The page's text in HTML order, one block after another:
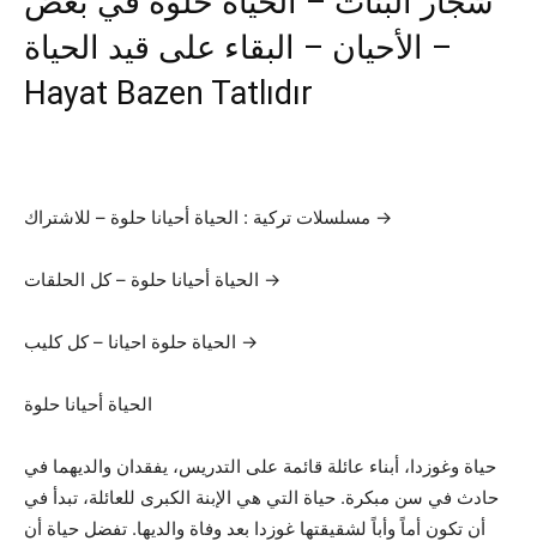
الأحيان – البقاء على قيد الحياة –
Hayat Bazen Tatlıdır
مسلسلات تركية : الحياة أحيانا حلوة – للاشتراك →
الحياة أحيانا حلوة – كل الحلقات →
الحياة حلوة احيانا – كل كليب →
الحياة أحيانا حلوة
حياة وغوزدا، أبناء عائلة قائمة على التدريس، يفقدان والديهما في
حادث في سن مبكرة. حياة التي هي الإبنة الكبرى للعائلة، تبدأ في
أن تكون أماً وأباً لشقيقتها غوزدا بعد وفاة والديها. تفضل حياة أن